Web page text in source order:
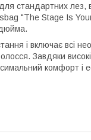
стандартних лез,
"The Stage Is
і включає всі
Завдяки
комфорт і